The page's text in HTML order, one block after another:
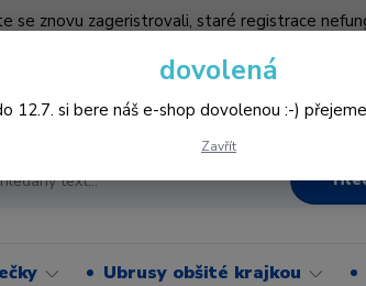
se znovu zageristrovali, staré registrace
Ubrusy obšité krajkou
dovolená
12.7. si bere náš e-shop dovolenou :-)
Zavřít